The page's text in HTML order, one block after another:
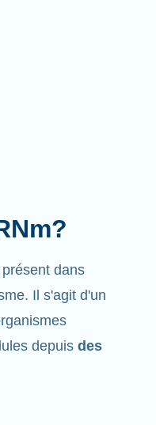
dans
Il s'agit d'un
depuisdes